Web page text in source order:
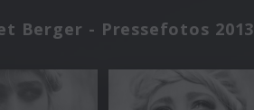
Berger - Pressefotos 2013